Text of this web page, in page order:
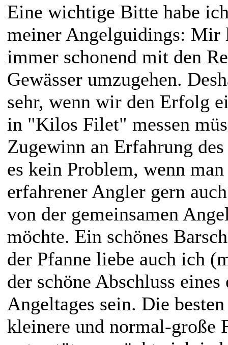
Eine wichtige Bitte habe
meiner Angelguidings: Mir
immer schonend mit den
Gewässer umzugehen.
sehr, wenn wir den Erfolg
in "Kilos Filet" messen
Zugewinn an Erfahrung
es kein Problem, wenn
erfahrener Angler gern
von der gemeinsamen
möchte. Ein schönes
der Pfanne liebe auch ich
der schöne Abschluss
Angeltages sein. Die
kleinere und normal-große